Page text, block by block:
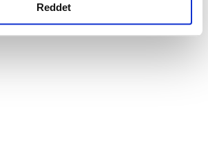
için lütfentıklayınız.
Reddet